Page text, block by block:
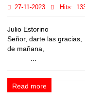
27-11-2023 Hits:
Julio
Señor, darte las
de mañana, y he
Read more